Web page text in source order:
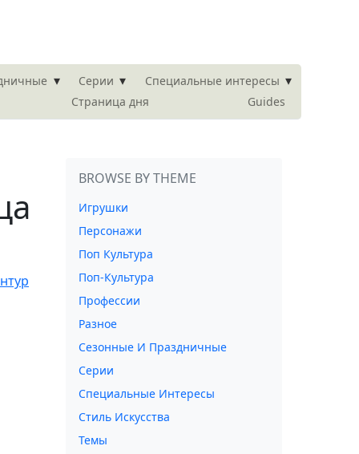
▾ Серии ▾ Специальные интересы ▾
Страница дня Guides
BROWSE BY THEME
Игрушки
Персонажи
Поп Культура
Поп-Культура
Профессии
Разное
Сезонные И Праздничные
Серии
Специальные Интересы
Стиль Искусства
Темы